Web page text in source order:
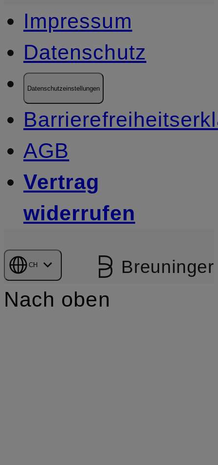
Impressum
Datenschutz
Datenschutzeinstellungen
AGB
Vertrag
widerrufen
CH Breuninger
Nach oben